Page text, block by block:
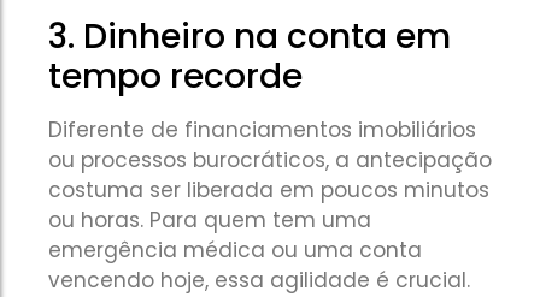
3. Dinheiro na conta em
tempo recorde
Diferente de financiamentos imobiliários
ou processos burocráticos, a antecipação
costuma ser liberada em poucos minutos
ou horas. Para quem tem uma
emergência médica ou uma conta
vencendo hoje, essa agilidade é crucial.